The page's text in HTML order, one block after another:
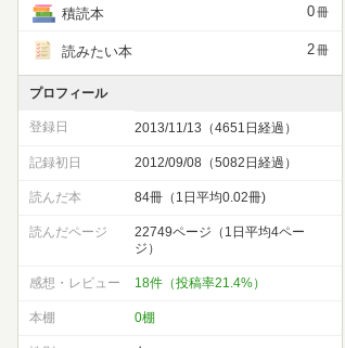
積読本 0冊
読みたい本 2冊
プロフィール
登録日 2013/11/13（4651日経過）
記録初日 2012/09/08（5082日経過）
読んだ本 84冊（1日平均0.02冊)
読んだページ
22749ページ（1日平均4ペー
ジ）
感想・レビュー 18件（投稿率21.4%）
本棚 0棚